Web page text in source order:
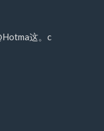
这。c